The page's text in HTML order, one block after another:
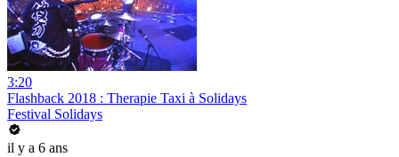
3:20
Flashback 2018 : Therapie Taxi à Solidays
Festival Solidays
il y a 6 ans